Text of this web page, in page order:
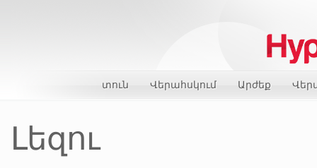
տուն Վերահսկում Արժեք
Լեզու